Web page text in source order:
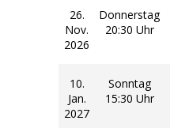
26.
Nov.
2026
Donnerstag
20:30 Uhr
10.
Jan.
2027
Sonntag
15:30 Uhr